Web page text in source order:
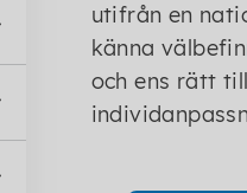
utifrån en
känna
och ens rätt